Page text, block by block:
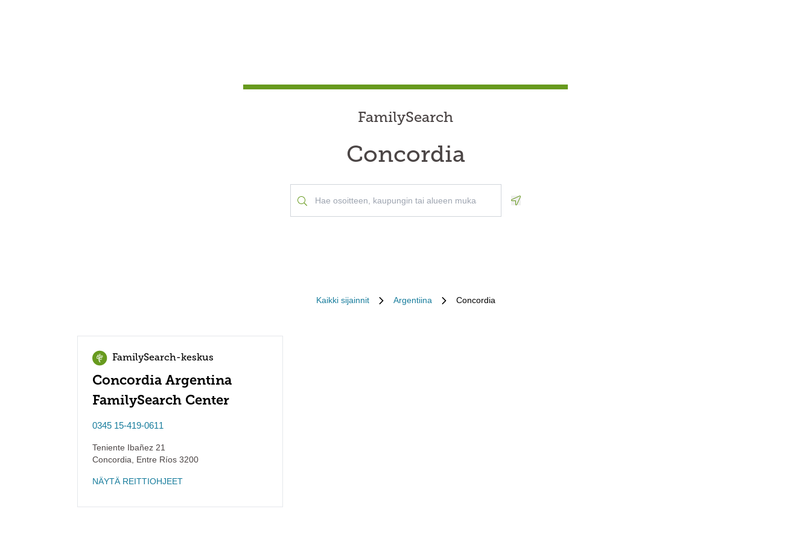
FamilySearch
Concordia
Kaikki sijainnit Argentiina Concordia
FamilySearch-keskus
Concordia Argentina
FamilySearch Center
0345 15-419-0611
Teniente Ibañez 21
Concordia
Entre Ríos 3200
NÄYTÄ REITTIOHJEET